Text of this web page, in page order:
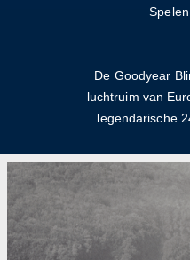
De Goodyear
luchtruim van
legendarische